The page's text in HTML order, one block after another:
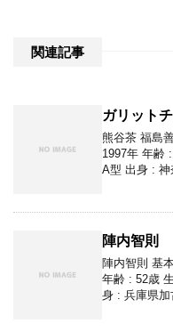
関連記事
ガリット
熊谷茶 福島
1997年 年齢
A型 出身 : 神
陣内智則
陣内智則 基
年齢 : 52歳
身 : 兵庫県